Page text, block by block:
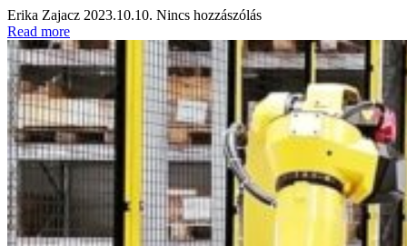
Erika Zajacz 2023.10.10. Nincs hozzászólás
Read more